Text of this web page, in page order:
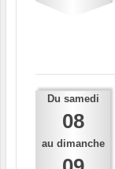
Du samedi
08
au dimanche